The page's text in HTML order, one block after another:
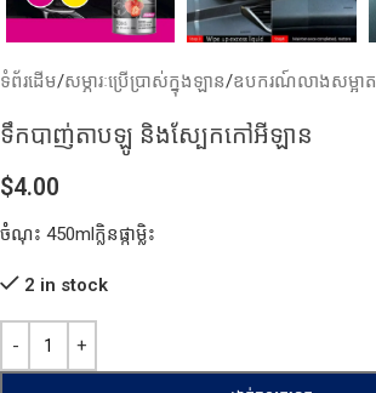
ទំព័រដើម/សម្ភារៈប្រើប្រាស់ក្នុងឡាន/ឧបករណ៍លាងសម្អាត
ទឹកបាញ់តាបឡូ និងស្បែកកៅអីឡាន
$4.00
ចំំណុះ 450mlក្លិនផ្កាម្លិះ
2 in stock